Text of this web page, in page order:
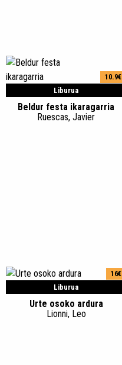
Liburua
10.9€
Beldur festa ikaragarria
Ruescas, Javier
Liburua
16€
Urte osoko ardura
Lionni, Leo